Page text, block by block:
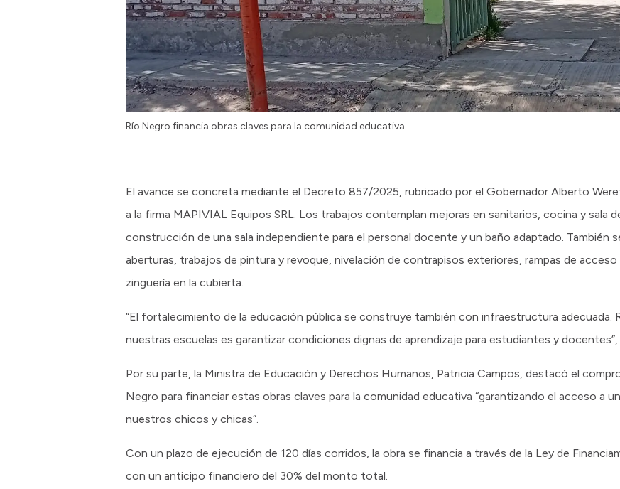
Río Negro financia obras claves para la comunidad educativa
El avance se concreta mediante el Decreto 857/2025, rubricado por el Gobernador Alberto
a la firma MAPIVIAL Equipos SRL. Los trabajos contemplan mejoras en sanitarios, cocina y sala
construcción de una sala independiente para el personal docente y un baño adaptado. También
aberturas, trabajos de pintura y revoque, nivelación de contrapisos exteriores, rampas de
zinguería en la cubierta.
“El fortalecimiento de la educación pública se construye también con infraestructura adecuada.
nuestras escuelas es garantizar condiciones dignas de aprendizaje para estudiantes y
Por su parte, la Ministra de Educación y Derechos Humanos, Patricia Campos, destacó el
Negro para financiar estas obras claves para la comunidad educativa “garantizando el acceso a
nuestros chicos y chicas”.
Con un plazo de ejecución de 120 días corridos, la obra se financia a través de la Ley de
con un anticipo financiero del 30% del monto total.